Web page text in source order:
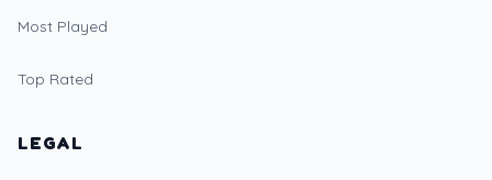
Most Played
Top Rated
LEGAL